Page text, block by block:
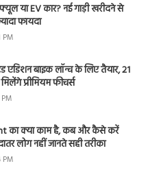
या EV कार? नई गाड़ी खरीदने से
फायदा
PM
एडिशन बाइक लॉन्च के लिए तैयार, 21
प्रीमियम फीचर्स
का क्या काम है, कब और कैसे करें
लोग नहीं जानते सही तरीका
PM